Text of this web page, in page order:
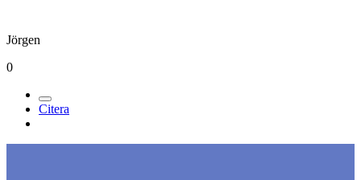
Jörgen
0
Citera